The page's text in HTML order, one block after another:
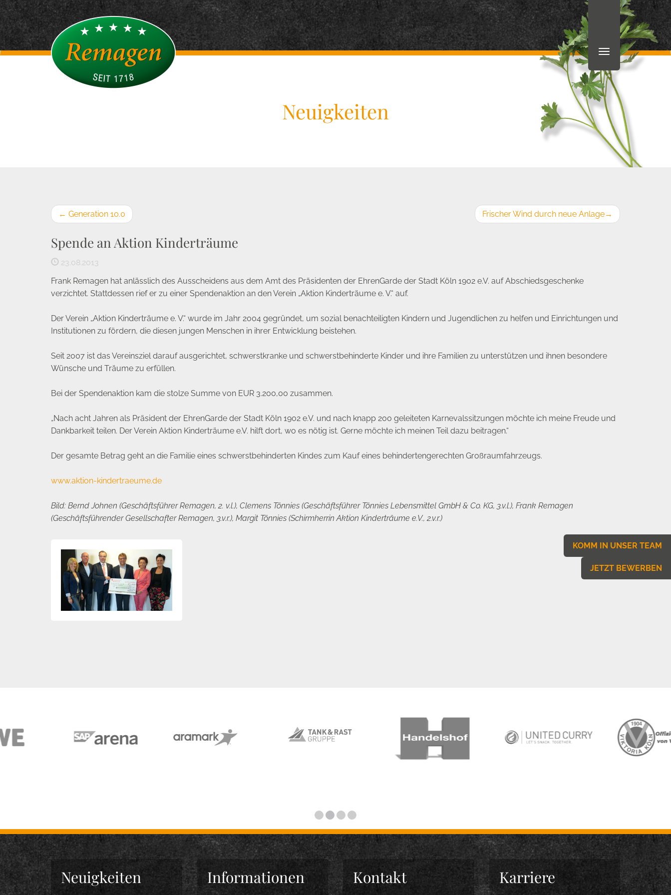
Neuigkeiten
← Generation 10.0 Frischer Wind durch neue Anlage→
Spende an Aktion Kinderträume
23.08.2013
Frank Remagen hat anlässlich des Ausscheidens aus dem Amt des Präsidenten der EhrenGarde der Stadt Köln 1902 e.V. auf Abschiedsgeschenke
verzichtet. Stattdessen rief er zu einer Spendenaktion an den Verein „Aktion Kinderträume e. V.“ auf.
Der Verein „Aktion Kinderträume e. V.“ wurde im Jahr 2004 gegründet, um sozial benachteiligten Kindern und Jugendlichen zu helfen und Einrichtungen und
Institutionen zu fördern, die diesen jungen Menschen in ihrer Entwicklung beistehen.
Seit 2007 ist das Vereinsziel darauf ausgerichtet, schwerstkranke und schwerstbehinderte Kinder und ihre Familien zu unterstützen und ihnen besondere
Wünsche und Träume zu erfüllen.
Bei der Spendenaktion kam die stolze Summe von EUR 3.200,00 zusammen.
„Nach acht Jahren als Präsident der EhrenGarde der Stadt Köln 1902 e.V. und nach knapp 200 geleiteten Karnevalssitzungen möchte ich meine Freude und
Dankbarkeit teilen. Der Verein Aktion Kinderträume e.V. hilft dort, wo es nötig ist. Gerne möchte ich meinen Teil dazu beitragen.“
Der gesamte Betrag geht an die Familie eines schwerstbehinderten Kindes zum Kauf eines behindertengerechten Großraumfahrzeugs.
www.aktion-kindertraeume.de
Bild: Bernd Johnen (Geschäftsführer Remagen, 2. v.l.), Clemens Tönnies (Geschäftsführer Tönnies Lebensmittel GmbH & Co. KG, 3.v.l.), Frank Remagen
(Geschäftsführender Gesellschafter Remagen, 3.v.r.), Margit Tönnies (Schirmherrin Aktion Kinderträume e.V., 2.v.r.)
Neuigkeiten Informationen Kontakt Karriere
KOMM IN UNSER TEAM
JETZT BEWERBEN